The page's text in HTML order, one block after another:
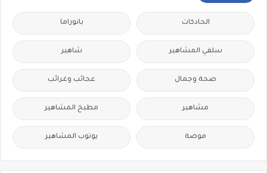
الحادكات بانوراما
سلفي المشاهير شاهير
صحة وجمال عجائب وغرائب
مشاهير مطبخ المشاهير
موضة يوتوب المشاهير